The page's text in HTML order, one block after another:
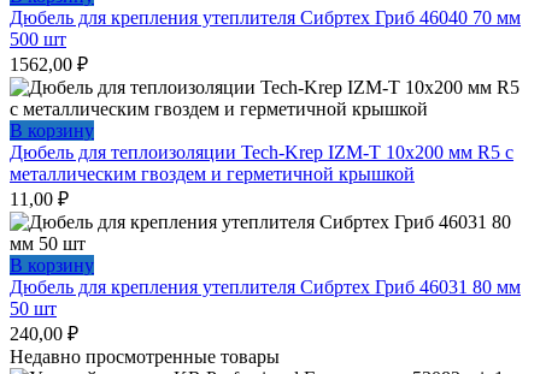
Дюбель для крепления утеплителя Сибртех Гриб 46040 70 мм
500 шт
1562,00 ₽
В корзину
Дюбель для теплоизоляции Tech-Krep IZM-T 10х200 мм R5 с
металлическим гвоздем и герметичной крышкой
11,00 ₽
В корзину
Дюбель для крепления утеплителя Сибртех Гриб 46031 80 мм
50 шт
240,00 ₽
Недавно просмотренные товары